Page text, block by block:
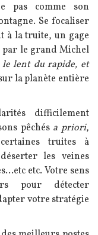
pas comme son
Se focaliser
à la truite, un gage
par le grand Michel
le lent du rapide, et
la planète entière
difficilement
pêchés a priori,
truites à
les veines
etc. Votre sens
pour détecter
votre stratégie